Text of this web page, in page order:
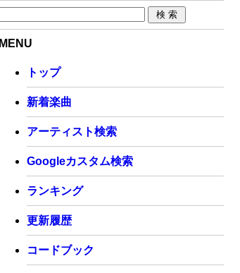
MENU
トップ
新着楽曲
アーティスト検索
Googleカスタム検索
ランキング
更新履歴
コードブック